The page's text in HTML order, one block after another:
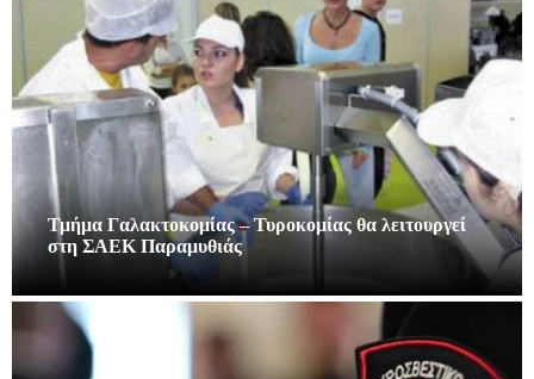
Τμήμα Γαλακτοκομίας – Τυροκομίας θα λειτουργεί
στη ΣΑΕΚ Παραμυθιάς